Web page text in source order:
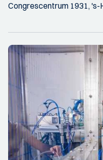
Congrescentrum 1931,